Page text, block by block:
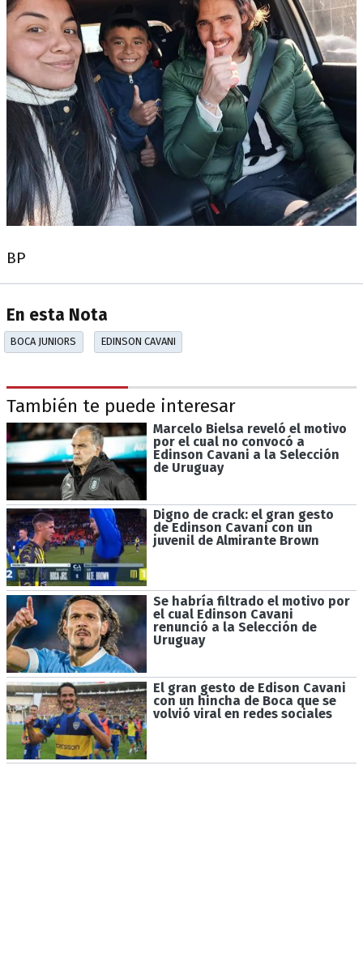
BP
En esta Nota
BOCA JUNIORS EDINSON CAVANI
También te puede interesar
Marcelo Bielsa reveló el motivo
por el cual no convocó a
Edinson Cavani a la Selección
de Uruguay
Digno de crack: el gran gesto
de Edinson Cavani con un
juvenil de Almirante Brown
Se habría filtrado el motivo por
el cual Edinson Cavani
renunció a la Selección de
Uruguay
El gran gesto de Edison Cavani
con un hincha de Boca que se
volvió viral en redes sociales